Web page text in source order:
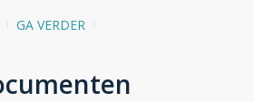
GA VERDER